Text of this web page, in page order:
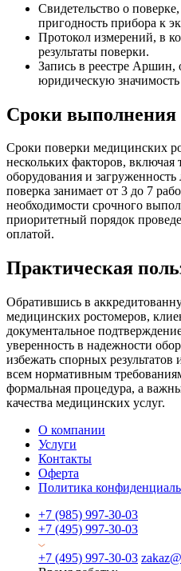
Свидетельство о
пригодность прибора к
Протокол измерений, в
результаты поверки.
Запись в реестре
юридическую значимость
Сроки выполнения
Сроки поверки медицинских
нескольких факторов, включая
оборудования и
поверка занимает от 3 до 7
необходимости срочного
приоритетный порядок
оплатой.
Практическая
Обратившись в
медицинских ростомеров,
документальное
уверенность в надежности
избежать спорных результатов
всем нормативным
формальная процедура, а
качества медицинских услуг.
О компании
Услуги
Контакты
Оферта
Политика
+7 (985) 997-30-03
+7 (495) 997-30-03
+7 (495) 997-30-03